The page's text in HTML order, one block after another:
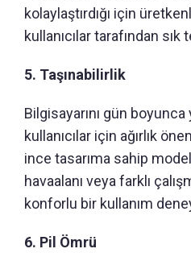
kolaylaştırdığı için
kullanıcılar tarafından sık
5. Taşınabilirlik
Bilgisayarını gün boyunca
kullanıcılar için ağırlık
ince tasarıma sahip
havaalanı veya farklı
konforlu bir kullanım
6. Pil Ömrü